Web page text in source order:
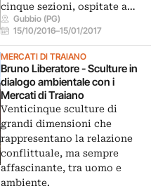
cinque sezioni, ospitate a…
Gubbio (PG)
15/10/2016–15/01/2017
MERCATI DI TRAIANO
Bruno Liberatore - Sculture in
dialogo ambientale con i
Mercati di Traiano
Venticinque sculture di
grandi dimensioni che
rappresentano la relazione
conflittuale, ma sempre
affascinante, tra uomo e
ambiente.